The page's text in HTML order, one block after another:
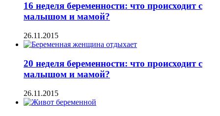
16 неделя беременности: что происходит с
малышом и мамой?
26.11.2015
20 неделя беременности: что происходит с
малышом и мамой?
26.11.2015